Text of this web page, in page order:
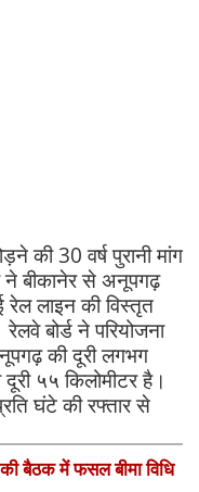
की 30 वर्ष पुरानी मांग
ने बीकानेर से अनूपगढ़
रेल लाइन की विस्तृत
रेलवे बोर्ड ने परियोजना
की दूरी लगभग
५५ किलोमीटर है।
घंटे की रफ्तार से
बैठक में फसल बीमा विधि